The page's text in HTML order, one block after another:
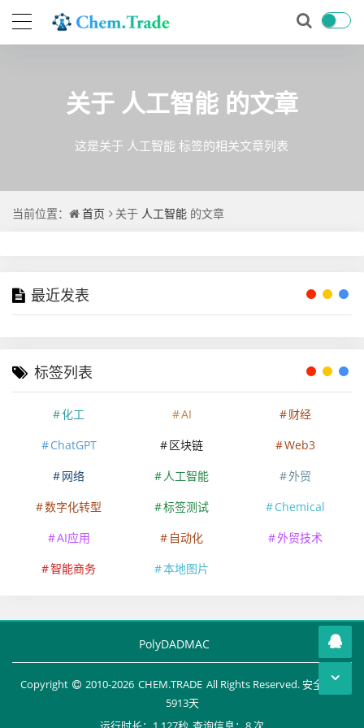
关于 人工智能 的文章
这是关于 人工智能 标签的相关文章列表
当前位置： 首页 关于 人工智能 的文章
最近发表
标签列表
化工 AI
财经
ChatGPT
区块链
Web3
网络
人工智能
外贸
数字化转型
标签测试
Chemical
AI应用
自动化
外贸技术
智能商务
本地图片
PolyDADMAC
Copyright 2010-2026 CHEM.TRADE All Rights Reserved. 安全运行
5913天